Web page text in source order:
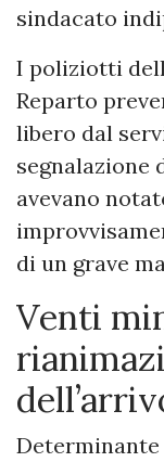
sindacato
I poliziotti
Reparto
libero dal
segnalazione
avevano
di un grave
Venti
Determinante